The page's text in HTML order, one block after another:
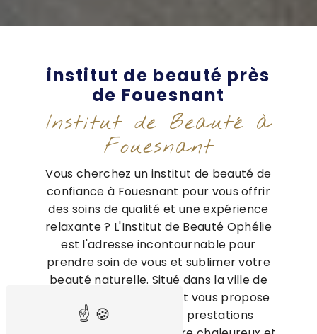
institut de beauté près
de Fouesnant
Institut de Beauté à
Fouesnant
Vous cherchez un institut de beauté de
confiance à Fouesnant pour vous offrir
des soins de qualité et une expérience
relaxante ? L'Institut de Beauté Ophélie
est l'adresse incontournable pour
prendre soin de vous et sublimer votre
beauté naturelle. Situé dans la ville de
Fouesnant, notre institut vous propose
une large gamme de prestations